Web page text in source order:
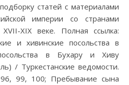
империи со странами
XIX веке. Полная ссылка:
и хивинские посольства в
в Бухару и Хиву
/ Туркестанские ведомости.
99, 100; Пребывание сына